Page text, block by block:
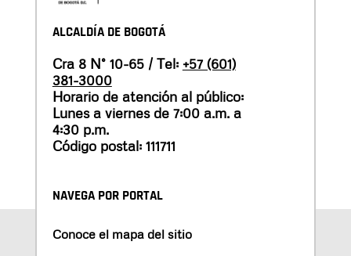
ALCALDÍA DE BOGOTÁ
Cra 8 N° 10-65 / Tel: +57 (601)
381-3000
Horario de atención al público:
Lunes a viernes de 7:00 a.m. a
4:30 p.m.
Código postal: 111711
NAVEGA POR PORTAL
Conoce el mapa del sitio